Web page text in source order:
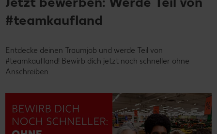
#teamkaufland
Entdecke deinen Traumjob und werde Teil von
#teamkaufland! Bewirb dich jetzt noch schneller ohne
Anschreiben.